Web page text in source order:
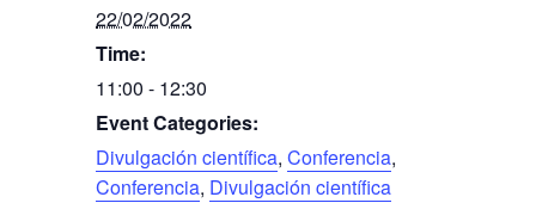
22/02/2022
Time:
11:00 - 12:30
Event Categories:
Divulgación científica, Conferencia,
Conferencia, Divulgación científica